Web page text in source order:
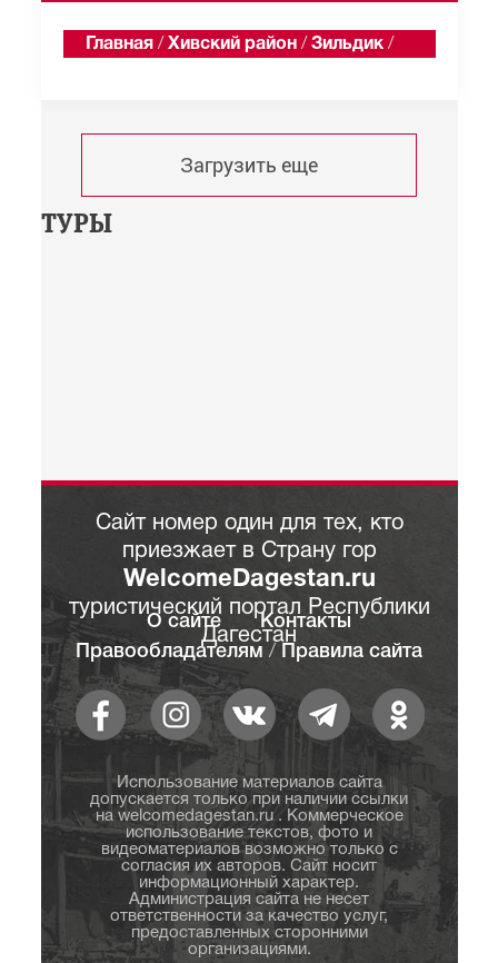
Главная / Хивский район / Зильдик /
Загрузить еще
ТУРЫ
Сайт номер один для тех, кто
приезжает в Страну гор
WelcomeDagestan.ru
туристический портал Республики
Дагестан
О сайте
Контакты
Правообладателям / Правила сайта
Использование материалов сайта
допускается только при наличии ссылки
на welcomedagestan.ru . Коммерческое
использование текстов, фото и
видеоматериалов возможно только с
согласия их авторов. Сайт носит
информационный характер.
Администрация сайта не несет
ответственности за качество услуг,
предоставленных сторонними
организациями.